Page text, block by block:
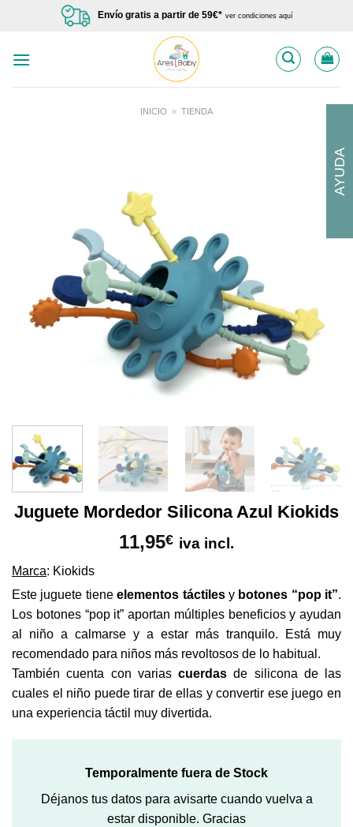
Envío gratis a partir de 59€* ver condiciones aquí
INICIO » TIENDA
Juguete Mordedor Silicona Azul Kiokids
11,95€ iva incl.
Marca: Kiokids
Este juguete tieneelementos táctilesybotones “pop it”.
Los botones “pop it” aportan múltiples beneficios y ayudan
al niño a calmarse y a estar más tranquilo. Está muy
recomendado para niños más revoltosos de lo habitual.
También cuenta con varias cuerdasde silicona de las
cuales el niño puede tirar de ellas y convertir ese juego en
una experiencia táctil muy divertida.
Temporalmente fuera de Stock
Déjanos tus datos para avisarte cuando vuelva a
estar disponible. Gracias
AYUDA